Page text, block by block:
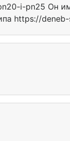
i-pn25 Он
https://